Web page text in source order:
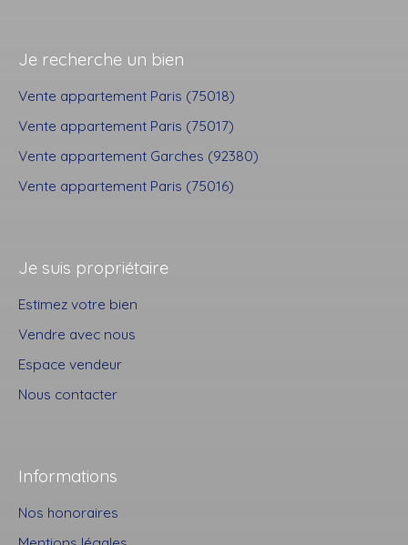
Je recherche un bien
Vente appartement Paris (75018)
Vente appartement Paris (75017)
Vente appartement Garches (92380)
Vente appartement Paris (75016)
Je suis propriétaire
Estimez votre bien
Vendre avec nous
Espace vendeur
Nous contacter
Informations
Nos honoraires